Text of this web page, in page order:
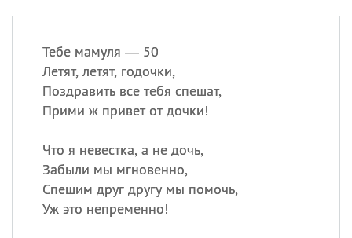
Тебе мамуля — 50
Летят, летят, годочки,
Поздравить все тебя спешат,
Прими ж привет от дочки!
Что я невестка, а не дочь,
Забыли мы мгновенно,
Спешим друг другу мы помочь,
Уж это непременно!